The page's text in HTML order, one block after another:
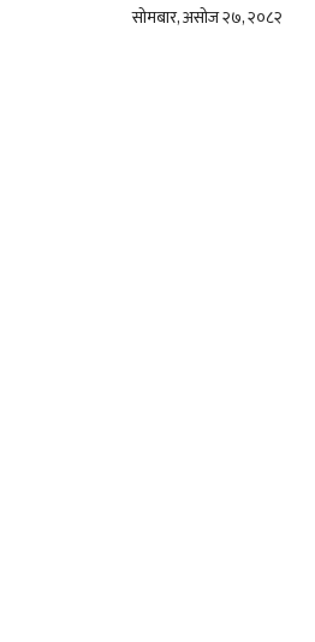
सोमबार, असोज २७, २०८२